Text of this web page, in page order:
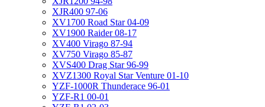
XJR400 97-06
XV1700 Road Star 04-09
XV1900 Raider 08-17
XV400 Virago 87-94
XV750 Virago 85-87
XVS400 Drag Star 96-99
XVZ1300 Royal Star Venture 01-10
YZF-1000R Thunderace 96-01
YZF-R1 00-01